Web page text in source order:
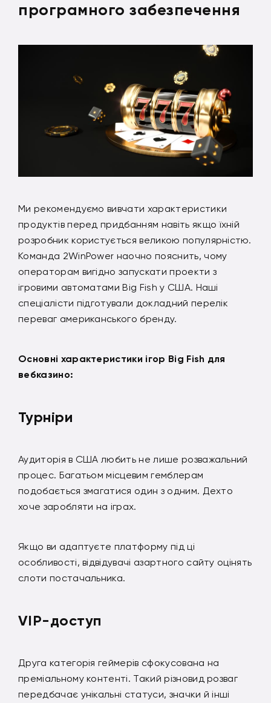
програмного забезпечення
Ми рекомендуємо вивчати характеристики
продуктів перед придбанням навіть якщо їхній
розробник користується великою популярністю.
Команда 2WinPower наочно пояснить, чому
операторам вигідно запускати проекти з
ігровими автоматами Big Fish у США. Наші
спеціалісти підготували докладний перелік
переваг американського бренду.
Основні характеристики ігор Big Fish для
вебказино:
Турніри
Аудиторія в США любить не лише розважальний
процес. Багатьом місцевим гемблерам
подобається змагатися один з одним. Дехто
хоче заробляти на іграх.
Якщо ви адаптуєте платформу під ці
особливості, відвідувачі азартного сайту оцінять
слоти постачальника.
VIP-доступ
Друга категорія геймерів сфокусована на
преміальному контенті. Такий різновид розваг
передбачає унікальні статуси, значки й інші